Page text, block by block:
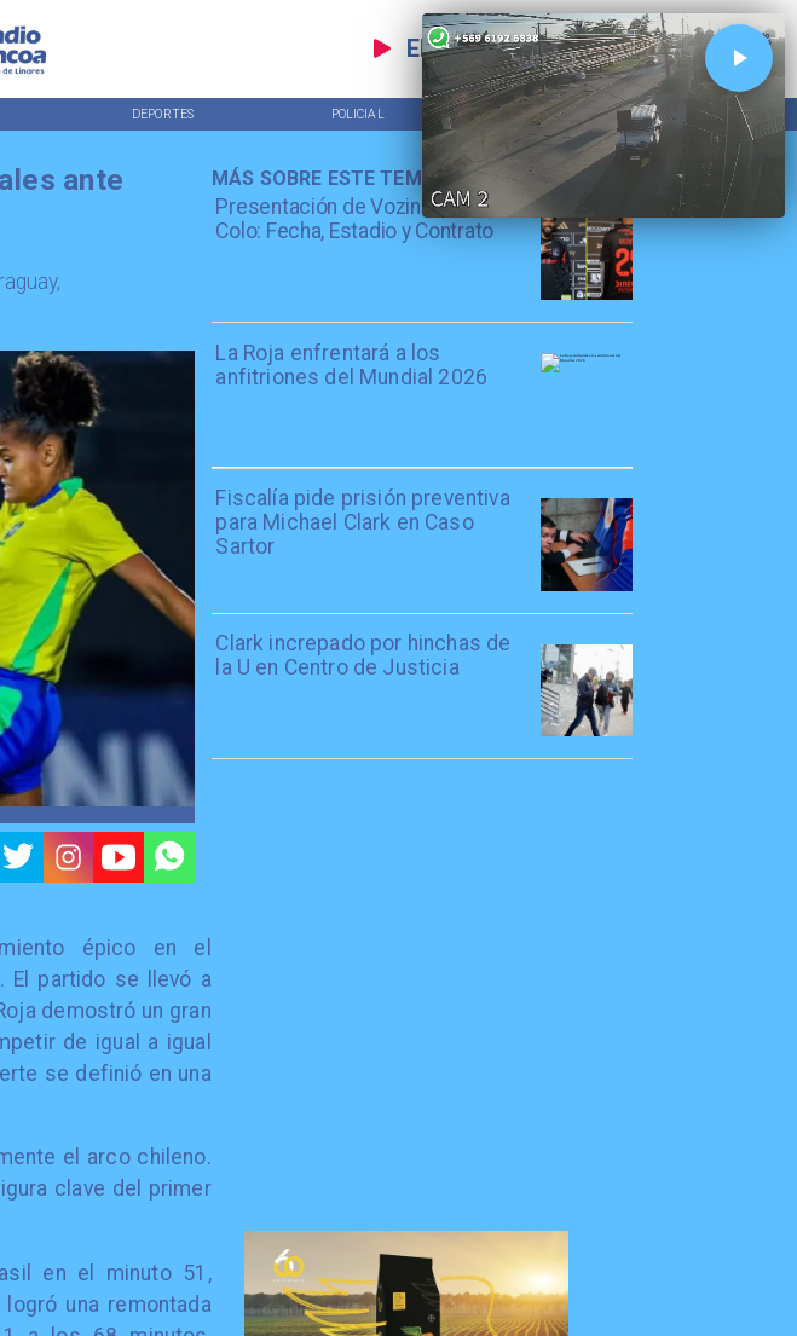
EN VIVO
DEPORTES POLICIAL TENDENCIAS
Presentación de Vozinha en Colo
Colo: Fecha, Estadio y Contrato
La Roja enfrentará a los
anfitriones del Mundial 2026
Fiscalía pide prisión preventiva
para Michael Clark en Caso
Sartor
Clark increpado por hinchas de
la U en Centro de Justicia
MÁS SOBRE ESTE TEMA
ante
épico en el
El partido se llevó a
demostró un gran
de igual a igual
se definió en una
el arco chileno.
clave del primer
en el minuto 51,
una remontada